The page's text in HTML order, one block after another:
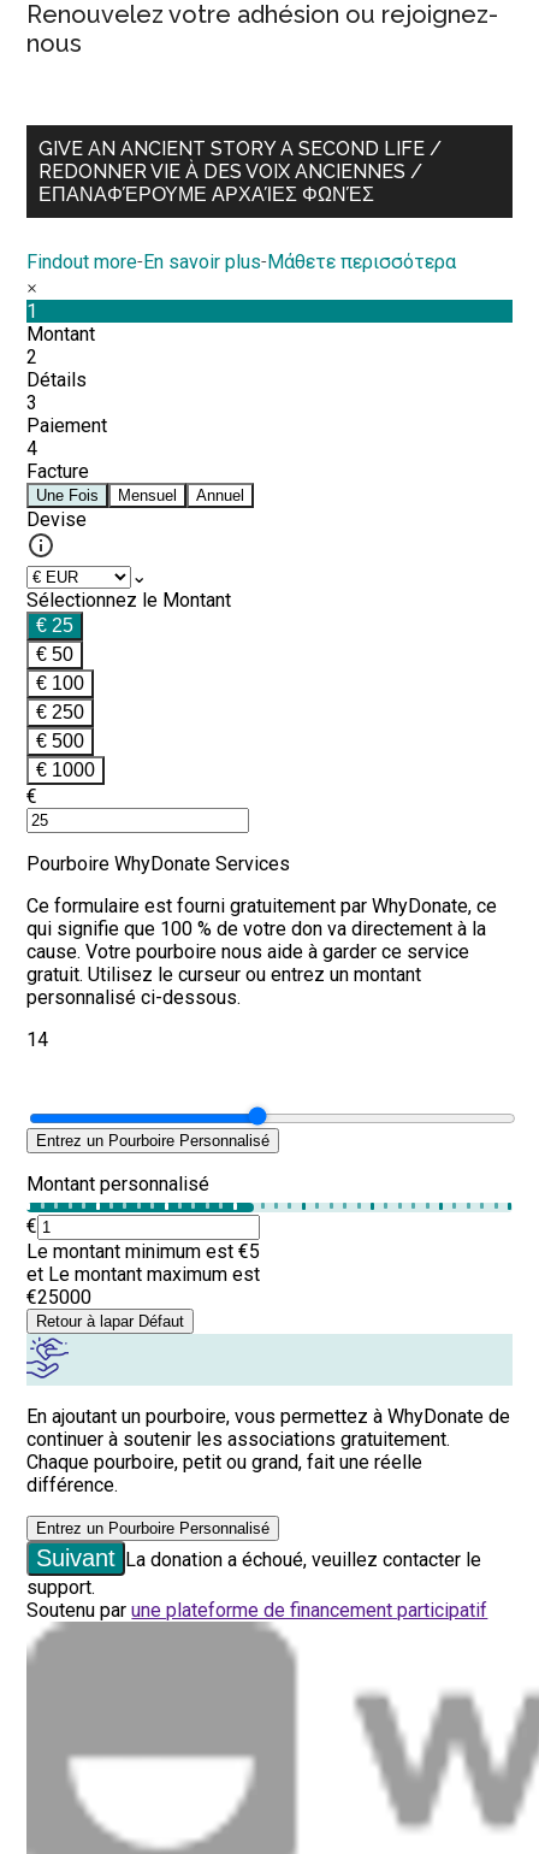
Renouvelez votre adhésion ou rejoignez-
nous
GIVE AN ANCIENT STORY A SECOND LIFE /
REDONNER VIE À DES VOIX ANCIENNES /
ΕΠΑΝΑΦΈΡΟΥΜΕ ΑΡΧΑΊΕΣ ΦΩΝΈΣ
Findout more-En savoir plus-Μάθετε περισσότερα